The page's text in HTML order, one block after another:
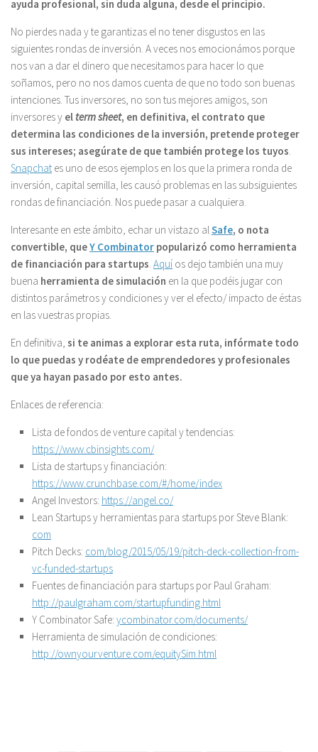
ayuda profesional, sin duda alguna, desde el principio.
No pierdes nada y te garantizas el no tener disgustos en las
siguientes rondas de inversión. A veces nos emocionámos porque
nos van a dar el dinero que necesitamos para hacer lo que
soñamos, pero no nos damos cuenta de que no todo son buenas
intenciones. Tus inversores, no son tus mejores amigos, son
inversores y el term sheet, en definitiva, el contrato que
determina las condiciones de la inversión, pretende proteger
sus intereses; asegúrate de que también protege los tuyos
Snapchat es uno de esos ejemplos en los que la primera ronda de
inversión, capital semilla, les causó problemas en las subsiguientes
rondas de financiación. Nos puede pasar a cualquiera.
Interesante en este ámbito, echar un vistazo al Safe, o nota
convertible, queY Combinator popularizó como herramienta
de financiación para startups Aquí os dejo también una muy
buena herramienta de simulación en la que podéis jugar con
distintos parámetros y condiciones y ver el efecto/ impacto de éstas
en las vuestras propias.
En definitiva, si te animas a explorar esta ruta, infórmate todo
lo que puedas y rodéate de emprendedores y profesionales
que ya hayan pasado por esto antes.
Enlaces de referencia:
Lista de fondos de venture capital y tendencias:
https://www.cbinsights.com/
Lista de startups y financiación:
https://www.crunchbase.com/#/home/index
Angel Investors: https://angel.co/
Lean Startups y herramientas para startups por Steve Blank:
com
Pitch Decks: com/blog/2015/05/19/pitch-deck-collection-from-
vc-funded-startups
Fuentes de financiación para startups por Paul Graham:
http://paulgraham.com/startupfunding.html
Y Combinator Safe: ycombinator.com/documents/
Herramienta de simulación de condiciones:
http://ownyourventure.com/equitySim.html